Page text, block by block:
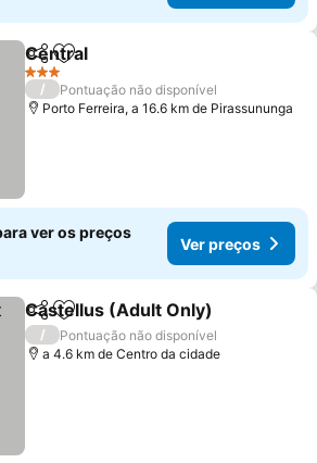
PartilharAdicionar aos favoritos
Central
3 Estrelas
/
Pontuação não disponível
Porto Ferreira, a 16.6 km de Pirassununga
ver os preços
Ver preços
PartilharAdicionar aos favoritos
Castellus (Adult Only)
/
Pontuação não disponível
a 4.6 km de Centro da cidade